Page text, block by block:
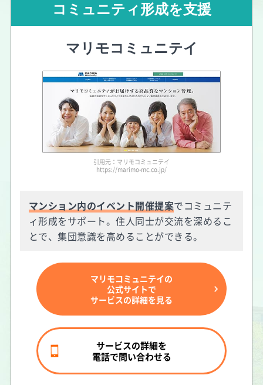
コミュニティ形成を支援
マリモコミュニテイ
引用元：マリモコミュニテイ
https://marimo-mc.co.jp/
マンション内のイベント開催提案でコミュニテ
ィ形成をサポート。住人同士が交流を深めるこ
とで、集団意識を高めることができる。
マリモコミュニテイの
公式サイトで
サービスの詳細を見る
サービスの詳細を
電話で問い合わせる